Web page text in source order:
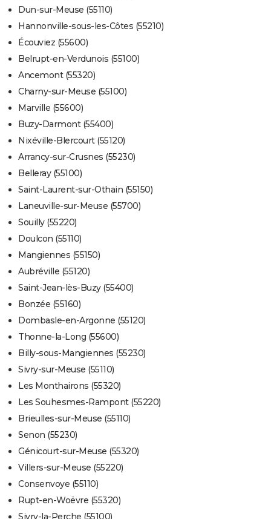
Dun-sur-Meuse (55110)
Hannonville-sous-les-Côtes (55210)
Écouviez (55600)
Belrupt-en-Verdunois (55100)
Ancemont (55320)
Charny-sur-Meuse (55100)
Marville (55600)
Buzy-Darmont (55400)
Nixéville-Blercourt (55120)
Arrancy-sur-Crusnes (55230)
Belleray (55100)
Saint-Laurent-sur-Othain (55150)
Laneuville-sur-Meuse (55700)
Souilly (55220)
Doulcon (55110)
Mangiennes (55150)
Aubréville (55120)
Saint-Jean-lès-Buzy (55400)
Bonzée (55160)
Dombasle-en-Argonne (55120)
Thonne-la-Long (55600)
Billy-sous-Mangiennes (55230)
Sivry-sur-Meuse (55110)
Les Monthairons (55320)
Les Souhesmes-Rampont (55220)
Brieulles-sur-Meuse (55110)
Senon (55230)
Génicourt-sur-Meuse (55320)
Villers-sur-Meuse (55220)
Consenvoye (55110)
Rupt-en-Woëvre (55320)
Sivry-la-Perche (55100)